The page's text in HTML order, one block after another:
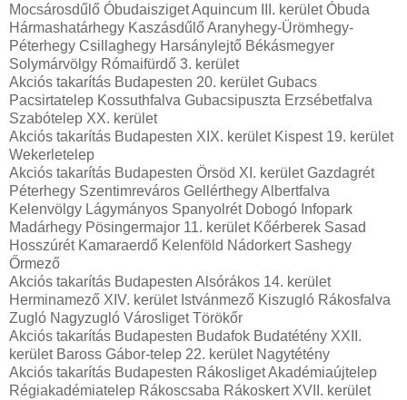
Mocsárosdűlő Óbudaisziget Aquincum III. kerület Óbuda
Hármashatárhegy Kaszásdűlő Aranyhegy-Ürömhegy-
Péterhegy Csillaghegy Harsánylejtő Békásmegyer
Solymárvölgy Rómaifürdő 3. kerület
Akciós takarítás Budapesten 20. kerület Gubacs
Pacsirtatelep Kossuthfalva Gubacsipuszta Erzsébetfalva
Szabótelep XX. kerület
Akciós takarítás Budapesten XIX. kerület Kispest 19. kerület
Wekerletelep
Akciós takarítás Budapesten Örsöd XI. kerület Gazdagrét
Péterhegy Szentimreváros Gellérthegy Albertfalva
Kelenvölgy Lágymányos Spanyolrét Dobogó Infopark
Madárhegy Pösingermajor 11. kerület Kőérberek Sasad
Hosszúrét Kamaraerdő Kelenföld Nádorkert Sashegy
Őrmező
Akciós takarítás Budapesten Alsórákos 14. kerület
Herminamező XIV. kerület Istvánmező Kiszugló Rákosfalva
Zugló Nagyzugló Városliget Törökőr
Akciós takarítás Budapesten Budafok Budatétény XXII.
kerület Baross Gábor-telep 22. kerület Nagytétény
Akciós takarítás Budapesten Rákosliget Akadémiaújtelep
Régiakadémiatelep Rákoscsaba Rákoskert XVII. kerület